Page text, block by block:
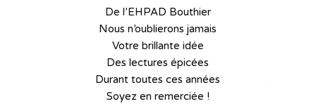
De l’EHPAD Bouthier
Nous n’oublierons jamais
Votre brillante idée
Des lectures épicées
Durant toutes ces années
Soyez en remerciée !